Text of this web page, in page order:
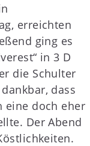
erreichten
ging es
in 3 D
die Schulter
dass
eine doch eher
Der Abend